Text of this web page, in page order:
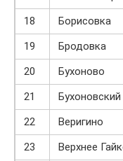
18
Борисовка
19
Бродовка
20
Бухоново
21
Бухоновский
22
Веригино
23
Верхнее